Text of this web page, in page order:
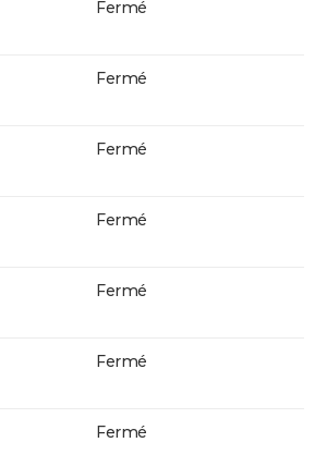
Fermé
Fermé
Fermé
Fermé
Fermé
Fermé
Fermé